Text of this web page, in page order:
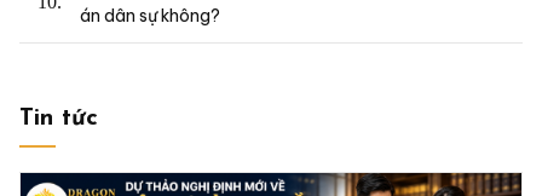
án dân sự không?
Tin tức